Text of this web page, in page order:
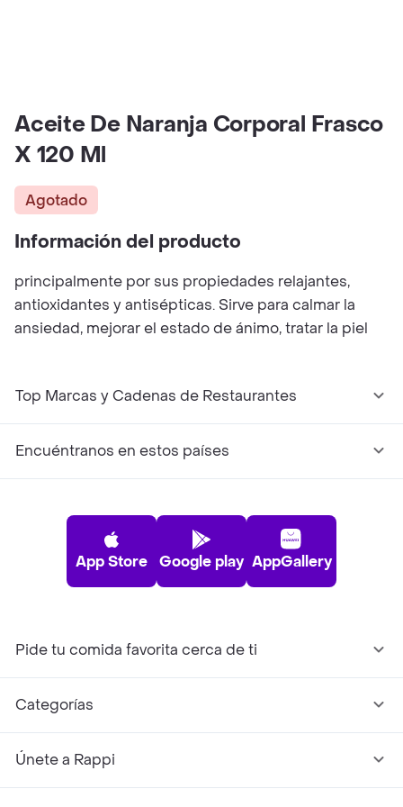
Aceite De Naranja Corporal Frasco
X 120 Ml
Agotado
Información del producto
principalmente por sus propiedades relajantes,
antioxidantes y antisépticas. Sirve para calmar la
ansiedad, mejorar el estado de ánimo, tratar la piel
Top Marcas y Cadenas de Restaurantes
Encuéntranos en estos países
App Store Google play AppGallery
Pide tu comida favorita cerca de ti
Categorías
Únete a Rappi